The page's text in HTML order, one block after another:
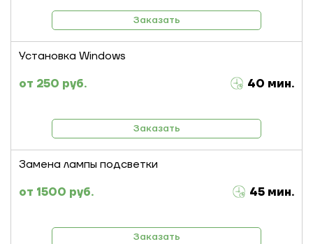
Заказать
Установка Windows
250 руб.
40 мин.
Заказать
Замена лампы подсветки
1500 руб.
45 мин.
Заказать